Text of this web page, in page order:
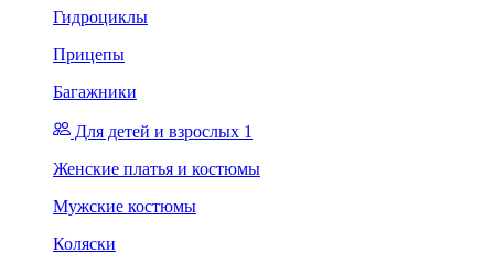
Гидроциклы
Прицепы
Багажники
Для детей и взрослых 1
Женские платья и костюмы
Мужские костюмы
Коляски